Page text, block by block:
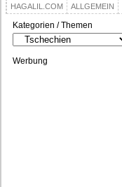
HAGALIL.COM ALLGEMEIN
Kategorien / Themen
Kategorien
/
Themen
Werbung